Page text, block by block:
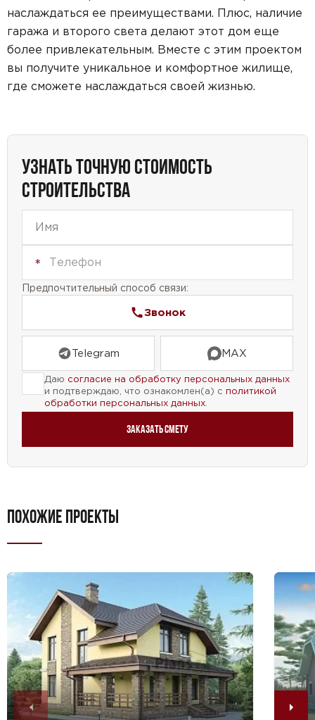
наслаждаться ее преимуществами. Плюс, наличие
гаража и второго света делают этот дом еще
более привлекательным. Вместе с этим проектом
вы получите уникальное и комфортное жилище,
где сможете наслаждаться своей жизнью.
УЗНАТЬ ТОЧНУЮ СТОИМОСТЬ
СТРОИТЕЛЬСТВА
Предпочтительный способ связи:
Звонок
Telegram MAX
Даю согласие на обработку персональных данных
и подтверждаю, что ознакомлен(а) с политикой
обработки персональных данных
Заказать смету
ПОХОЖИЕ ПРОЕКТЫ